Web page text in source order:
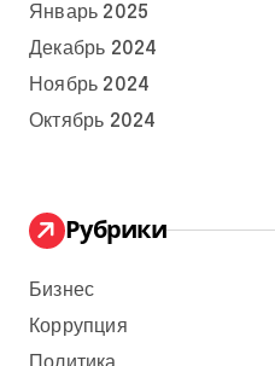
Январь 2025
Декабрь 2024
Ноябрь 2024
Октябрь 2024
Рубрики
Бизнес
Коррупция